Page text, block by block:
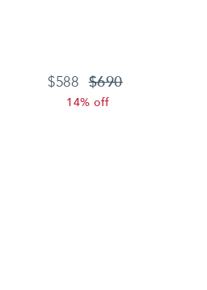
$588 $690
14% off